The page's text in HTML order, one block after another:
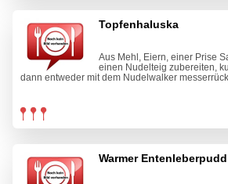
Topfenhaluska
Aus Mehl, Eiern, einer Prise
einen Nudelteig zubereiten,
dann entweder mit dem Nudelwalker
Warmer